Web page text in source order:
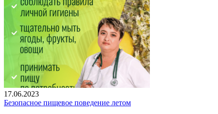
17.06.2023
Безопасное пищевое поведение летом